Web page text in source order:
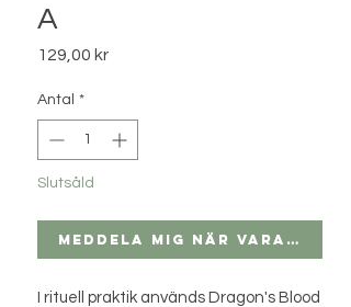
A
129,00 krPris
Antal *
Slutsåld
Meddela mig när varan
I rituell praktik används Dragon's Blood